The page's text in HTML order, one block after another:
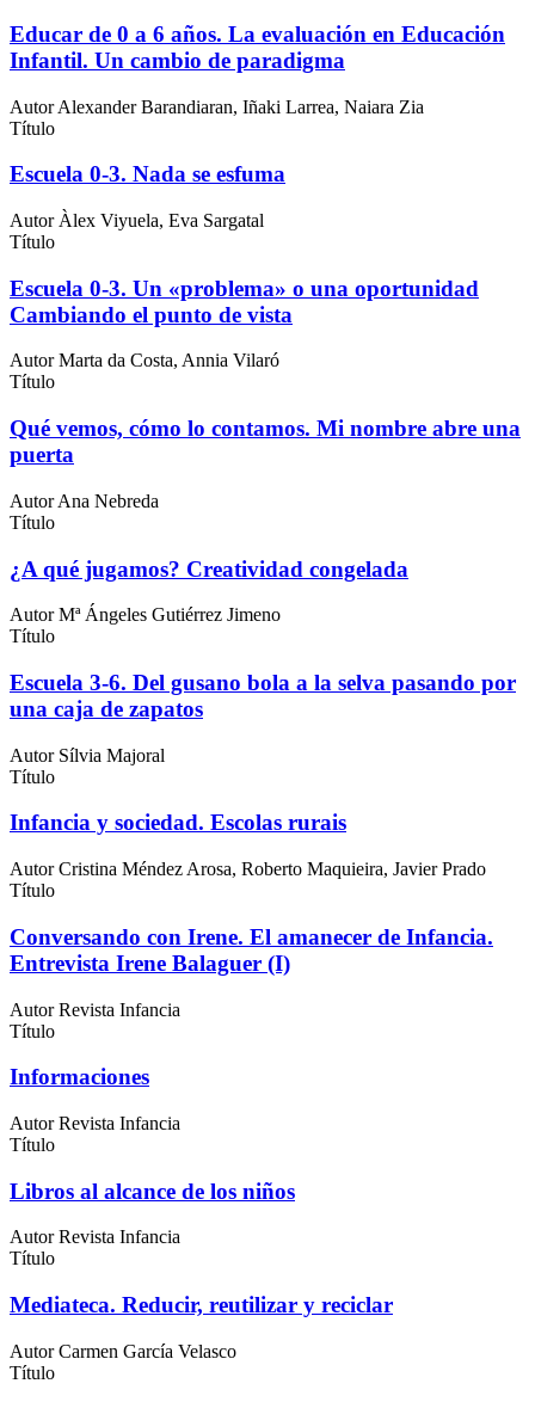
Educar de 0 a 6 años. La evaluación en Educación
Infantil. Un cambio de paradigma
Autor Alexander Barandiaran, Iñaki Larrea, Naiara Zia
Título
Escuela 0-3. Nada se esfuma
Autor Àlex Viyuela, Eva Sargatal
Título
Escuela 0-3. Un «problema» o una oportunidad
Cambiando el punto de vista
Autor Marta da Costa, Annia Vilaró
Título
Qué vemos, cómo lo contamos. Mi nombre abre una
puerta
Autor Ana Nebreda
Título
¿A qué jugamos? Creatividad congelada
Autor Mª Ángeles Gutiérrez Jimeno
Título
Escuela 3-6. Del gusano bola a la selva pasando por
una caja de zapatos
Autor Sílvia Majoral
Título
Infancia y sociedad. Escolas rurais
Autor Cristina Méndez Arosa, Roberto Maquieira, Javier Prado
Título
Conversando con Irene. El amanecer de Infancia.
Entrevista Irene Balaguer (I)
Autor Revista Infancia
Título
Informaciones
Autor Revista Infancia
Título
Libros al alcance de los niños
Autor Revista Infancia
Título
Mediateca. Reducir, reutilizar y reciclar
Autor Carmen García Velasco
Título